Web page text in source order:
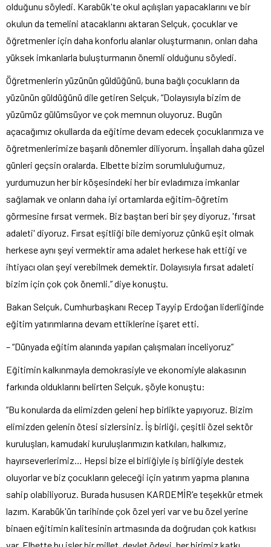
olduğunu söyledi. Karabük'te okul açılışları yapacaklarını ve bir
okulun da temelini atacaklarını aktaran Selçuk, çocuklar ve
öğretmenler için daha konforlu alanlar oluşturmanın, onları daha
yüksek imkanlarla buluşturmanın önemli olduğunu söyledi.
Öğretmenlerin yüzünün güldüğünü, buna bağlı çocukların da
yüzünün güldüğünü dile getiren Selçuk, “Dolayısıyla bizim de
yüzümüz gülümsüyor ve çok memnun oluyoruz. Bugün
açacağımız okullarda da eğitime devam edecek çocuklarımıza ve
öğretmenlerimize başarılı dönemler diliyorum. İnşallah daha güzel
günleri geçsin oralarda. Elbette bizim sorumluluğumuz,
yurdumuzun her bir köşesindeki her bir evladımıza imkanlar
sağlamak ve onların daha iyi ortamlarda eğitim-öğretim
görmesine fırsat vermek. Biz baştan beri bir şey diyoruz, 'fırsat
adaleti' diyoruz. Fırsat eşitliği bile demiyoruz çünkü eşit olmak
herkese aynı şeyi vermektir ama adalet herkese hak ettiği ve
ihtiyacı olan şeyi verebilmek demektir. Dolayısıyla fırsat adaleti
bizim için çok çok önemli.” diye konuştu.
Bakan Selçuk, Cumhurbaşkanı Recep Tayyip Erdoğan liderliğinde
eğitim yatırımlarına devam ettiklerine işaret etti.
– “Dünyada eğitim alanında yapılan çalışmaları inceliyoruz”
Eğitimin kalkınmayla demokrasiyle ve ekonomiyle alakasının
farkında olduklarını belirten Selçuk, şöyle konuştu:
“Bu konularda da elimizden geleni hep birlikte yapıyoruz. Bizim
elimizden gelenin ötesi sizlersiniz. İş birliği, çeşitli özel sektör
kuruluşları, kamudaki kuruluşlarımızın katkıları, halkımız,
hayırseverlerimiz… Hepsi bize el birliğiyle iş birliğiyle destek
oluyorlar ve biz çocukların geleceği için yatırım yapma planına
sahip olabiliyoruz. Burada hususen KARDEMİR'e teşekkür etmek
lazım. Karabük'ün tarihinde çok özel yeri var ve bu özel yerine
binaen eğitimin kalitesinin artmasında da doğrudan çok katkısı